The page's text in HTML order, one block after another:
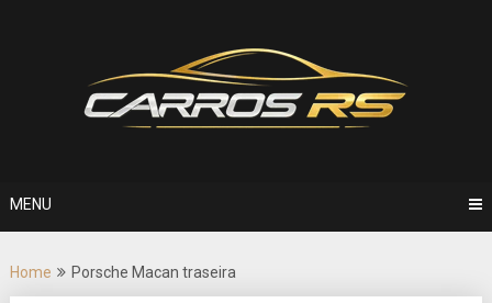
MENU
Home Porsche Macan traseira